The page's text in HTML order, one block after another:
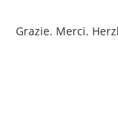
Grazie. Merci.